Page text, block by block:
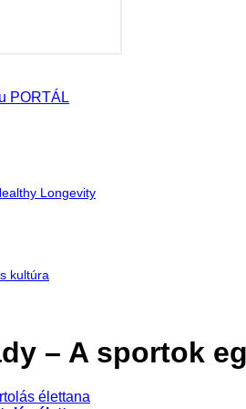
Longevity
kultúra
– A sportok